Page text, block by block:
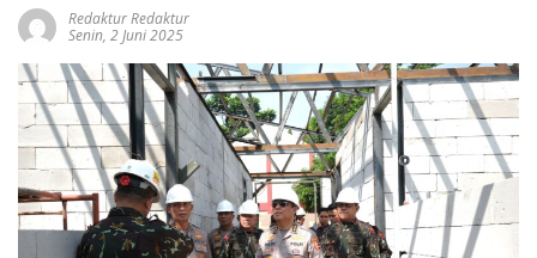
Redaktur Redaktur
Senin, 2 Juni 2025